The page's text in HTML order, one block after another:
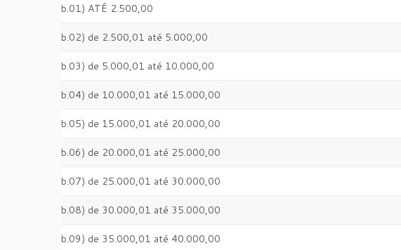
b.01) ATÉ 2.500,00
b.02) de 2.500,01 até 5.000,00
b.03) de 5.000,01 até 10.000,00
b.04) de 10.000,01 até 15.000,00
b.05) de 15.000,01 até 20.000,00
b.06) de 20.000,01 até 25.000,00
b.07) de 25.000,01 até 30.000,00
b.08) de 30.000,01 até 35.000,00
b.09) de 35.000,01 até 40.000,00